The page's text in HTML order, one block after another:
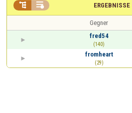
ERGEBNISSE
 
Gegner
fred54
(140)
fromheart
(29)